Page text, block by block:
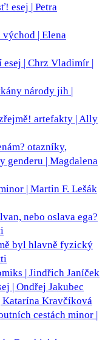
esej | Petra
východ | Elena
esej | Chrz Vladimír |
národy jih |
artefakty | Ally
otazníky,
| Magdalena
| Martin F. Lešák
nebo oslava ega?
byl hlavně fyzický
| Jindřich Janíček
| Ondřej Jakubec
Katarína Kravčíková
cestách minor |